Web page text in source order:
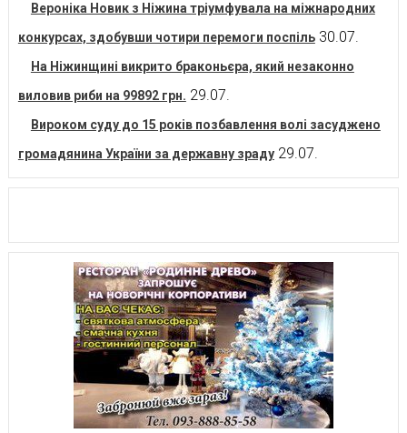
Вероніка Новик з Ніжина тріумфувала на міжнародних
конкурсах, здобувши чотири перемоги поспіль 30.07.
На Ніжинщині викрито браконьєра, який незаконно
виловив риби на 99892 грн. 29.07.
Вироком суду до 15 років позбавлення волі засуджено
громадянина України за державну зраду 29.07.